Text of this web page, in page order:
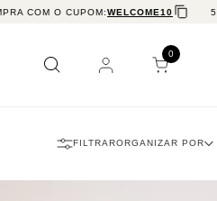
5% OFF PARA PAGAMENTO NO PIX
0
ORGANIZAR POR
FILTRAR